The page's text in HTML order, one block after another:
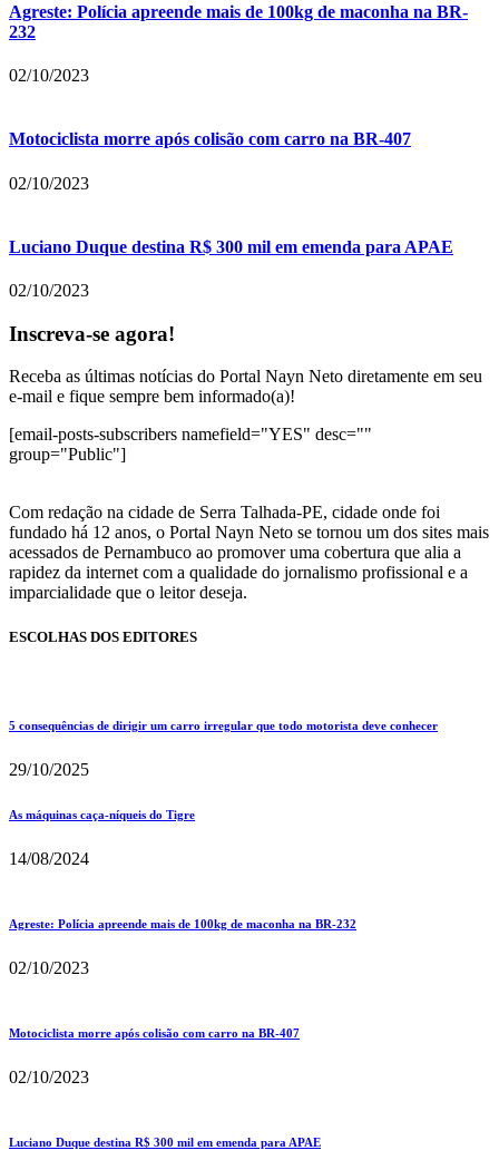
Agreste: Polícia apreende mais de 100kg de maconha na BR-
232
02/10/2023
Motociclista morre após colisão com carro na BR-407
02/10/2023
Luciano Duque destina R$ 300 mil em emenda para APAE
02/10/2023
Inscreva-se agora!
Receba as últimas notícias do Portal Nayn Neto diretamente em seu
e-mail e fique sempre bem informado(a)!
[email-posts-subscribers namefield="YES" desc=""
group="Public"]
Com redação na cidade de Serra Talhada-PE, cidade onde foi
fundado há 12 anos, o Portal Nayn Neto se tornou um dos sites mais
acessados de Pernambuco ao promover uma cobertura que alia a
rapidez da internet com a qualidade do jornalismo profissional e a
imparcialidade que o leitor deseja.
ESCOLHAS DOS EDITORES
5 consequências de dirigir um carro irregular que todo motorista deve conhecer
29/10/2025
As máquinas caça-níqueis do Tigre
14/08/2024
Agreste: Polícia apreende mais de 100kg de maconha na BR-232
02/10/2023
Motociclista morre após colisão com carro na BR-407
02/10/2023
Luciano Duque destina R$ 300 mil em emenda para APAE